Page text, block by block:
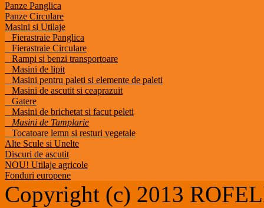
Panze Panglica
Panze Circulare
Masini si Utilaje
Fierastraie Panglica
Fierastraie Circulare
Rampi si benzi transportoare
Masini de lipit
Masini pentru paleti si elemente de paleti
Masini de ascutit si ceaprazuit
Gatere
Masini de brichetat si facut peleti
Masini de Tamplarie
Tocatoare lemn si resturi vegetale
Alte Scule si Unelte
Discuri de ascutit
NOU! Utilaje agricole
Fonduri europene
Copyright (c) 2013